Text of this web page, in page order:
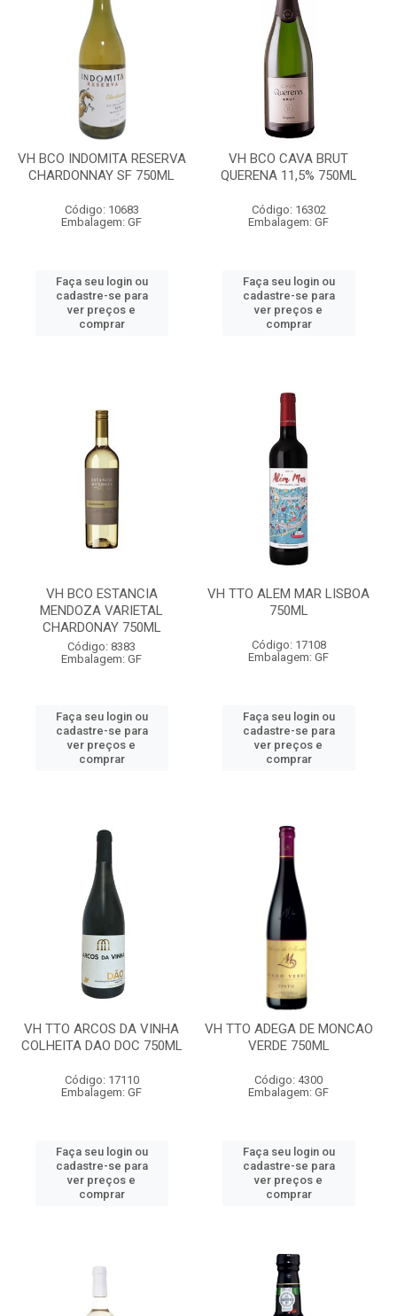
VH BCO INDOMITA RESERVA
CHARDONNAY SF 750ML
Código: 10683
Embalagem: GF
Faça seu login ou
cadastre-se para
ver preços e
comprar
VH BCO CAVA BRUT
QUERENA 11,5% 750ML
Código: 16302
Embalagem: GF
Faça seu login ou
cadastre-se para
ver preços e
comprar
VH BCO ESTANCIA
MENDOZA VARIETAL
CHARDONAY 750ML
Código: 8383
Embalagem: GF
Faça seu login ou
cadastre-se para
ver preços e
comprar
VH TTO ALEM MAR LISBOA
750ML
Código: 17108
Embalagem: GF
Faça seu login ou
cadastre-se para
ver preços e
comprar
VH TTO ARCOS DA VINHA
COLHEITA DAO DOC 750ML
Código: 17110
Embalagem: GF
Faça seu login ou
cadastre-se para
ver preços e
comprar
VH TTO ADEGA DE MONCAO
VERDE 750ML
Código: 4300
Embalagem: GF
Faça seu login ou
cadastre-se para
ver preços e
comprar